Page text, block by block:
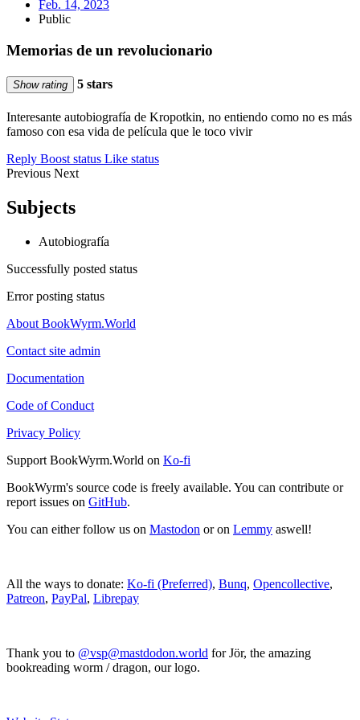
Feb. 14, 2023
Public
Memorias de un revolucionario
Show rating 5 stars
Interesante autobiografía de Kropotkin, no entiendo como no es más
famoso con esa vida de película que le toco vivir
Reply Boost status Like status
Previous Next
Subjects
Autobiografía
Successfully posted status
Error posting status
About BookWyrm.World
Contact site admin
Documentation
Code of Conduct
Privacy Policy
Support BookWyrm.World on Ko-fi
BookWyrm's source code is freely available. You can contribute or
report issues on GitHub.
You can either follow us on Mastodon or on Lemmy aswell!
All the ways to donate: Ko-fi (Preferred), Bunq, Opencollective,
Patreon, PayPal, Librepay
Thank you to @vsp@mastdodon.world for Jör, the amazing
bookreading worm / dragon, our logo.